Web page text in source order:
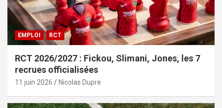
EMPLOI RCT
RCT 2026/2027 : Fickou, Slimani, Jones, les 7
recrues officialisées
11 juin 2026 Nicolas Dupre